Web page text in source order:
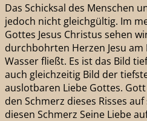
Das Schicksal des Menschen
jedoch nicht gleichgültig. Im
Gottes Jesus Christus sehen
durchbohrten Herzen Jesu
Wasser fließt. Es ist das Bild
auch gleichzeitig Bild der
auslotbaren Liebe Gottes.
den Schmerz dieses Risses
diesen Schmerz Seine Liebe